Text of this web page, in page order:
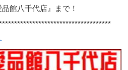
館八千代店』まで！